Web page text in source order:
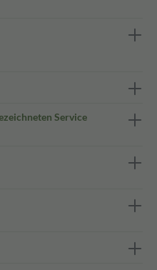
Service